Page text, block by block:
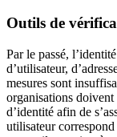
Outils de
Par le passé,
d’utilisateur,
mesures sont
organisations
d’identité afin de
utilisateur